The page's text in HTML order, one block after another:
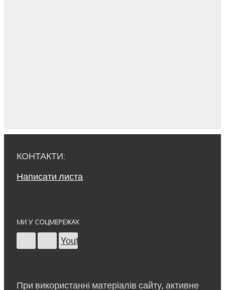
КОНТАКТИ:
Написати листа
МИ У СОЦМЕРЕЖАХ
Youtube
При використанні матеріалів сайту, активне